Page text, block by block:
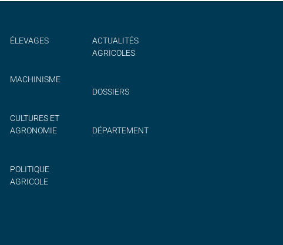
ÉLEVAGES
MACHINISME
CULTURES ET
AGRONOMIE
POLITIQUE
AGRICOLE
ACTUALITÉS
AGRICOLES
DOSSIERS
DÉPARTEMENT